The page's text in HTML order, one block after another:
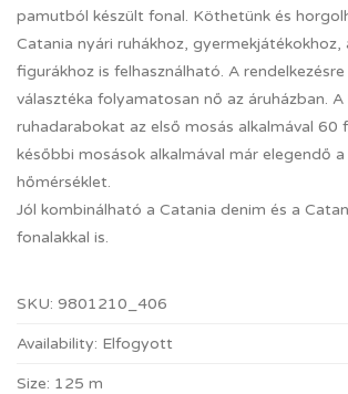
pamutból készült fonal. Köthetünk és
Catania nyári ruhákhoz, gyermekjátékokhoz,
figurákhoz is felhasználható. A rendelkezésre
választéka folyamatosan nő az áruházban.
ruhadarabokat az első mosás alkalmával 60
későbbi mosások alkalmával már elegendő
hőmérséklet.
Jól kombinálható a Catania denim és a
fonalakkal is.
SKU: 9801210_406
Availability: Elfogyott
Size: 125 m